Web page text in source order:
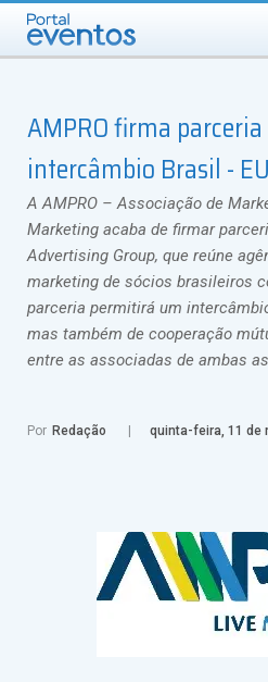
AMPRO firma
intercâmbio Brasil -
A AMPRO – Associação de
Marketing acaba de firmar
Advertising Group, que reúne
marketing de sócios brasileiros
parceria permitirá um
mas também de cooperação
entre as associadas de ambas
Por Redação quinta-feira, 11 de